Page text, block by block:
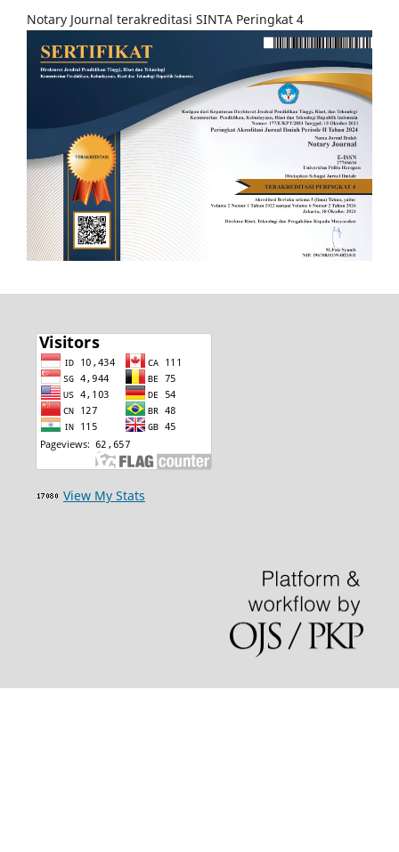
Notary Journal terakreditasi SINTA Peringkat 4
View My Stats